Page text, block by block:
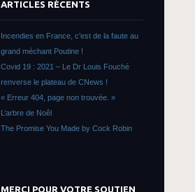
ARTICLES RÉCENTS
Incendies en France, c’est de la faute au
grand méchant Poutine !
Covid 19 : 2021 – Le Dr Louis Fouché
renverse le plateau de CNews !
« Erreur 404, page non trouvée. »
L’arbre de Noêl
The Promise You Made by Cock Robin
MERCI POUR VOTRE SOUTIEN